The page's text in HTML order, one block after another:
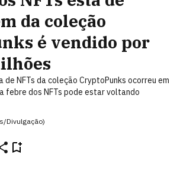
da coleção
é vendido por
de NFTs da coleção CryptoPunks ocorreu em
febre dos NFTs pode estar voltando
Divulgação)